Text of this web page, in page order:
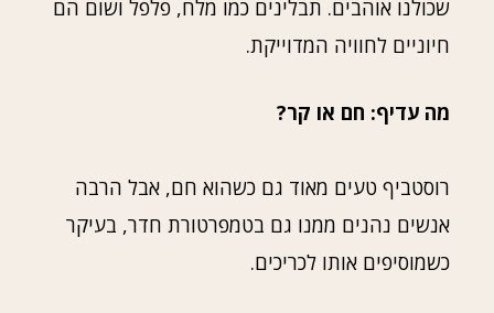
שכולנו אוהבים. תבלינים כמו מלח, פלפל ושום הם
חיוניים לחוויה המדוייקת.
מה עדיף: חם או קר?
רוסטביף טעים מאוד גם כשהוא חם, אבל הרבה
אנשים נהנים ממנו גם בטמפרטורת חדר, בעיקר
כשמוסיפים אותו לכריכים.